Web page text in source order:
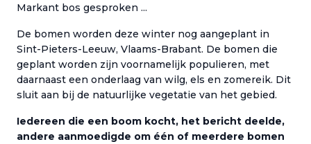
Markant bos gesproken ...
De bomen worden deze winter nog aangeplant in
Sint-Pieters-Leeuw, Vlaams-Brabant. De bomen die
geplant worden zijn voornamelijk populieren, met
daarnaast een onderlaag van wilg, els en zomereik. Dit
sluit aan bij de natuurlijke vegetatie van het gebied.
Iedereen die een boom kocht, het bericht deelde,
andere aanmoedigde om één of meerdere bomen